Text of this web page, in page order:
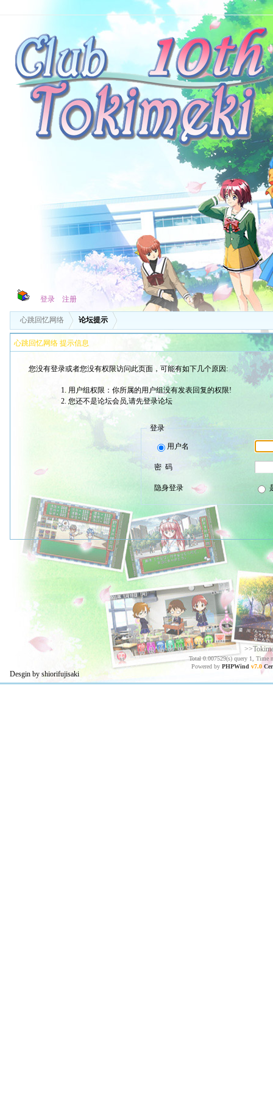
登录 注册
心跳回忆网络 论坛提示
心跳回忆网络 提示信息
您没有登录或者您没有权限访问此页面，可能有如下几个原因:
用户组权限：你所属的用户组没有发表回复的权限!
您还不是论坛会员,请先登录论坛
登录
用户名
密 码
隐身登录
Total 0.007529(s) query 1, Time
Powered by PHPWind v7.0
Desgin by shiorifujisaki